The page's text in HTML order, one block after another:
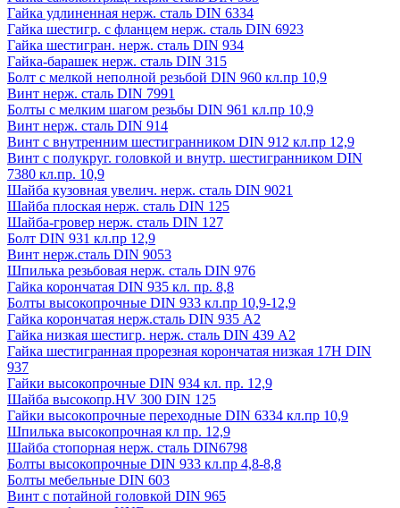
Гайка удлиненная нерж. сталь DIN 6334
Гайка шестигр. с фланцем нерж. сталь DIN 6923
Гайка шестигран. нерж. сталь DIN 934
Гайка-барашек нерж. сталь DIN 315
Болт с мелкой неполной резьбой DIN 960 кл.пр 10,9
Винт нерж. сталь DIN 7991
Болты с мелким шагом резьбы DIN 961 кл.пр 10,9
Винт нерж. сталь DIN 914
Винт с внутренним шестигранником DIN 912 кл.пр 12,9
Винт с полукруг. головкой и внутр. шестигранником DIN
7380 кл.пр. 10,9
Шайба кузовная увелич. нерж. сталь DIN 9021
Шайба плоская нерж. сталь DIN 125
Шайба-гровер нерж. сталь DIN 127
Болт DIN 931 кл.пр 12,9
Винт нерж.сталь DIN 9053
Шпилька резьбовая нерж. сталь DIN 976
Гайка корончатая DIN 935 кл. пр. 8,8
Болты высокопрочные DIN 933 кл.пр 10,9-12,9
Гайка корончатая нерж.сталь DIN 935 А2
Гайка низкая шестигр. нерж. сталь DIN 439 А2
Гайка шестигранная прорезная корончатая низкая 17H DIN
937
Гайки высокопрочные DIN 934 кл. пр. 12,9
Шайба высокопр.HV 300 DIN 125
Гайки высокопрочные переходные DIN 6334 кл.пр 10,9
Шпилька высокопрочная кл пр. 12,9
Шайба стопорная нерж. сталь DIN6798
Болты высокопрочные DIN 933 кл.пр 4,8-8,8
Болты мебельные DIN 603
Винт с потайной головкой DIN 965